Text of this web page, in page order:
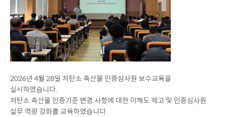
2026년 4월 28일 저탄소 축산물 인증심사원 보수교육을
실시하였습니다.
저탄소 축산물 인증기준 변경 사항에 대한 이해도 제고 및 인증심사원
실무 역량 강화를 교육하였습니다.